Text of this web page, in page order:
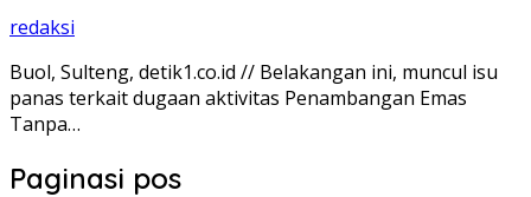
redaksi
Buol, Sulteng, detik1.co.id // Belakangan ini, muncul isu
panas terkait dugaan aktivitas Penambangan Emas
Tanpa…
Paginasi pos